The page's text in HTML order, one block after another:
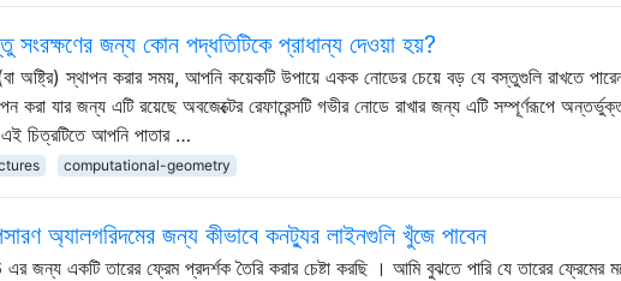
সংরক্ষণের জন্য কোন পদ্ধতিটিকে প্রাধান্য দেওয়া হয়?
অষ্ট্রি) স্থাপন করার সময়, আপনি কয়েকটি উপায়ে একক নোডের চেয়ে বড় যে বস্তুগুলি রাখতে
করা যার জন্য এটি রয়েছে অবজেক্টের রেফারেন্সটি গভীর নোডে রাখার জন্য এটি সম্পূর্ণরূপে
চিত্রটিতে আপনি পাতার …
computational-geometry
অ্যালগরিদমের জন্য কীভাবে কনট্যুর লাইনগুলি খুঁজে পাবেন
জন্য একটি তারের ফ্রেম প্রদর্শক তৈরি করার চেষ্টা করছি । আমি বুঝতে পারি যে তারের ফ্রেমের